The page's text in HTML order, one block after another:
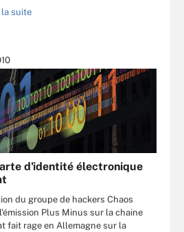
la suite
d'identité électronique
du groupe de hackers Chaos
Plus Minus sur la chaine
fait rage en Allemagne sur la